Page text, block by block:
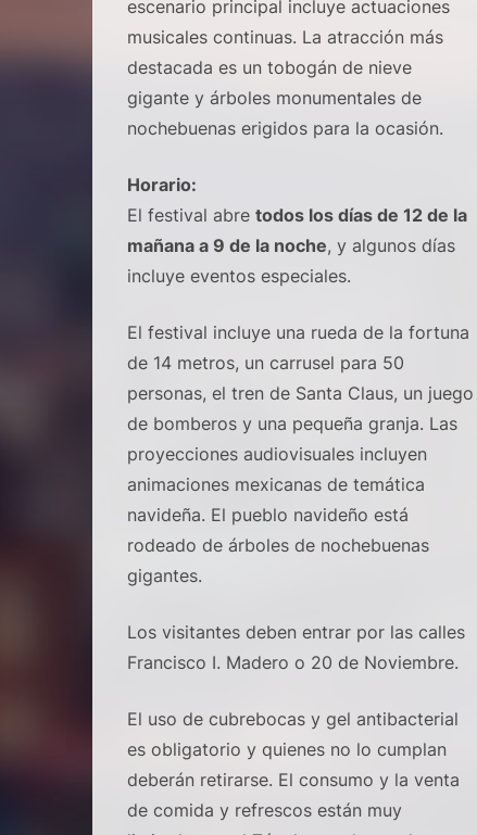
escenario principal incluye actuaciones
musicales continuas. La atracción más
destacada es un tobogán de nieve
gigante y árboles monumentales de
nochebuenas erigidos para la ocasión.
Horario:
El festival abre todos los días de 12 de la
mañana a 9 de la noche, y algunos días
incluye eventos especiales.
El festival incluye una rueda de la fortuna
de 14 metros, un carrusel para 50
personas, el tren de Santa Claus, un juego
de bomberos y una pequeña granja. Las
proyecciones audiovisuales incluyen
animaciones mexicanas de temática
navideña. El pueblo navideño está
rodeado de árboles de nochebuenas
gigantes.
Los visitantes deben entrar por las calles
Francisco I. Madero o 20 de Noviembre.
El uso de cubrebocas y gel antibacterial
es obligatorio y quienes no lo cumplan
deberán retirarse. El consumo y la venta
de comida y refrescos están muy